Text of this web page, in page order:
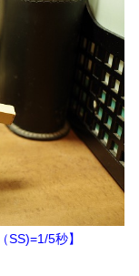
SS)=1/5秒】